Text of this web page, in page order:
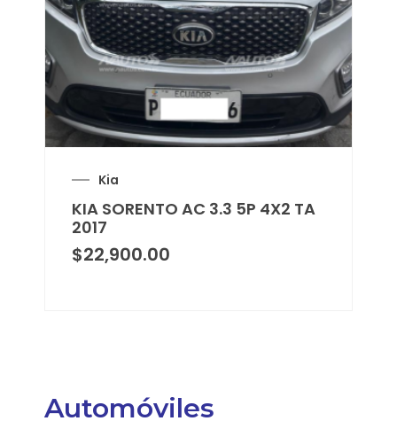
Kia
KIA SORENTO AC 3.3 5P 4X2 TA
2017
$22,900.00
Automóviles